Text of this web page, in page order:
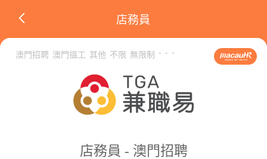
店務員
澳門招聘 澳門搵工 其他 不限 無限制 - - -
店務員 - 澳門招聘